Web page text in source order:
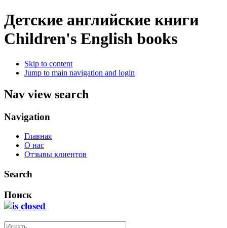
Детские английские книги
Children's English books
Skip to content
Jump to main navigation and login
Nav view search
Navigation
Главная
О нас
Отзывы клиентов
Search
Поиск